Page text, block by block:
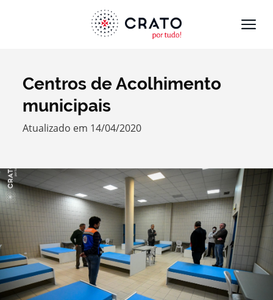
Termo de Pesquisa
Categorias gerais
Filtros
Centros de Acolhimento
municipais
Atualizado em 14/04/2020